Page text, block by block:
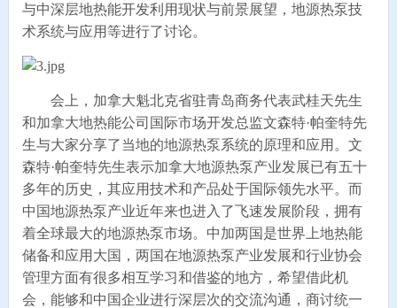
与中深层地热能开发利用现状与前景展望，地源热泵技
术系统与应用等进行了讨论。
会上，加拿大魁北克省驻青岛商务代表武桂天先生
和加拿大地热能公司国际市场开发总监文森特·帕奎特先
生与大家分享了当地的地源热泵系统的原理和应用。文
森特·帕奎特先生表示加拿大地源热泵产业发展已有五十
多年的历史，其应用技术和产品处于国际领先水平。而
中国地源热泵产业近年来也进入了飞速发展阶段，拥有
着全球最大的地源热泵市场。中加两国是世界上地热能
储备和应用大国，两国在地源热泵产业发展和行业协会
管理方面有很多相互学习和借鉴的地方，希望借此机
会，能够和中国企业进行深层次的交流沟通，商讨统一